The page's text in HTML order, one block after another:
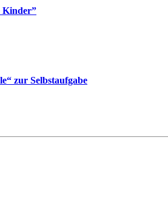
Kinder”
zur Selbstaufgabe